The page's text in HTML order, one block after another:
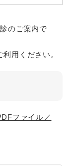
のご案内で
用ください。
ファイル／